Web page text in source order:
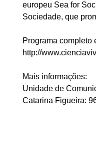
europeu Sea for
Sociedade, que
Programa completo
http://
Mais informações:
Unidade de
Catarina Figueira: